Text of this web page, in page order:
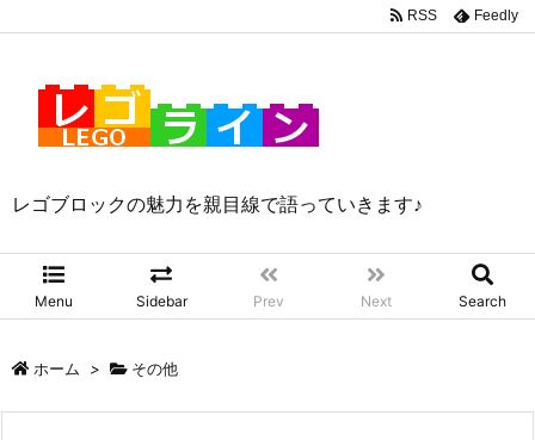
レゴブロックの魅力を親目線で語っていきます♪
Menu Sidebar Prev Next Search
RSS Feedly
ホーム > その他